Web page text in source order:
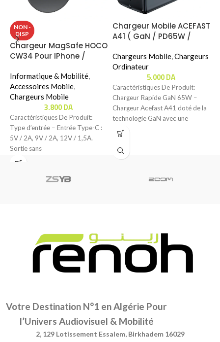
NON -
DISP
Chargeur MagSafe HOCO
CW34 Pour IPhone /
Informatique & Mobilité,
Accessoires Mobile,
Chargeurs Mobile
3.800DA
Caractéristiques De Produit:
Type d’entrée – Entrée Type-C :
5V / 2A, 9V / 2A, 12V / 1,5A.
Sortie sans
Chargeur Mobile ACEFAST
A41 ( GaN / PD65W /
Chargeurs Mobile,Chargeurs
Ordinateur
5.000DA
Caractéristiques De Produit:
Chargeur Rapide GaN 65W –
Chargeur Acefast A41 doté de la
technologie GaN avec une
puissance maximale
Votre Destination N°1 en Algérie Pour
l’Univers Audiovisuel & Mobilité
2, 129 Lotissement Essalem, Birkhadem 16029